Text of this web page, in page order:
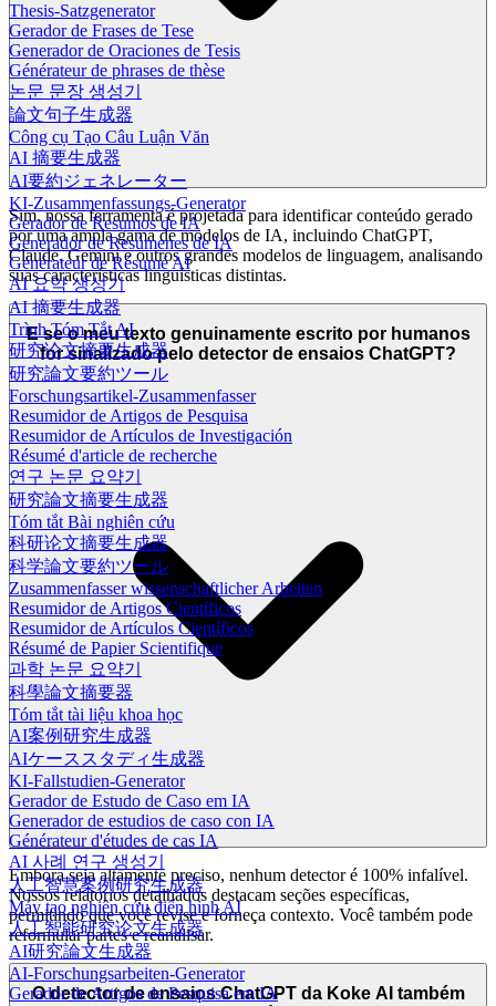
Thesis-Satzgenerator
Gerador de Frases de Tese
Generador de Oraciones de Tesis
Générateur de phrases de thèse
논문 문장 생성기
論文句子生成器
Công cụ Tạo Câu Luận Văn
AI 摘要生成器
AI要約ジェネレーター
KI-Zusammenfassungs-Generator
Gerador de Resumos de IA
Generador de Resúmenes de IA
Générateur de Résumé AI
AI 요약 생성기
AI 摘要生成器
Trình Tóm Tắt AI
研究论文摘要生成器
研究論文要約ツール
Forschungsartikel-Zusammenfasser
Resumidor de Artigos de Pesquisa
Resumidor de Artículos de Investigación
Résumé d'article de recherche
연구 논문 요약기
研究論文摘要生成器
Tóm tắt Bài nghiên cứu
科研论文摘要生成器
科学論文要約ツール
Zusammenfasser wissenschaftlicher Arbeiten
Resumidor de Artigos Científicos
Resumidor de Artículos Científicos
Résumé de Papier Scientifique
과학 논문 요약기
科學論文摘要器
Tóm tắt tài liệu khoa học
AI案例研究生成器
AIケーススタディ生成器
KI-Fallstudien-Generator
Gerador de Estudo de Caso em IA
Generador de estudios de caso con IA
Générateur d'études de cas IA
AI 사례 연구 생성기
人工智慧案例研究生成器
Máy tạo nghiên cứu điển hình AI
人工智能研究论文生成器
AI研究論文生成器
AI-Forschungsarbeiten-Generator
Gerador de Artigos de Pesquisa em IA
Sim, nossa ferramenta é projetada para identificar conteúdo gerado
por uma ampla gama de modelos de IA, incluindo ChatGPT,
Claude, Gemini e outros grandes modelos de linguagem, analisando
suas características linguísticas distintas.
E se o meu texto genuinamente escrito por humanos
for sinalizado pelo detector de ensaios ChatGPT?
Embora seja altamente preciso, nenhum detector é 100% infalível.
Nossos relatórios detalhados destacam seções específicas,
permitindo que você revise e forneça contexto. Você também pode
reformular partes e reanalisar.
O detector de ensaios ChatGPT da Koke AI também